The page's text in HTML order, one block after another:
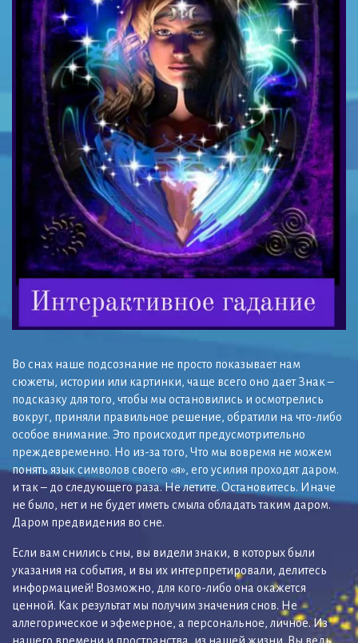
Во снах наше подсознание не просто показывает нам
сюжеты, истории или картинки, чаще всего оно дает Знак –
подсказку для того, чтобы мы остановились и осмотрелись
вокруг, приняли правильное решение, обратили на что-либо
особое внимание. Это происходит предусмотрительно
преждевременно. Но из-за того, Что мы вовремя не можем
понять язык символов своего «я», его усилия проходят даром.
и так – до следующего раза. Не летите. Остановитесь. Иначе
не было, нет и не будет иметь смыла обладать таким даром.
Даром предвидения во сне.
Если вам снились сны, вы видели знаки, в которых были
указания на события, и вы их интерпретировали, делитесь
информацией! Возможно, для кого-либо она окажется
ценной. Как результат мы получим значения снов. Не
аллегорическое и эфемерное, а персональное, личное. Из
нашего времени и пространства, из нашей жизни. Вы ведь